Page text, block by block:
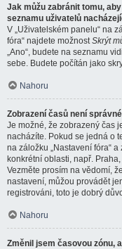
Jak můžu zabránit tomu,
seznamu uživatelů
V „Uživatelském panelu“ na
fóra“ najdete možnostSkrýt
„Ano“, budete na seznamu
sebe. Budete počítán jako
Nahoru
Zobrazení časů není
Je možné, že zobrazený čas
nacházíte. Pokud se jedná o
na záložku „Nastavení fóra“
konkrétní oblasti, např.
Vezměte prosím na vědomí,
nastavení, můžou provádět
registrováni, toto je dobrý
Nahoru
Změnil jsem časovou zónu,